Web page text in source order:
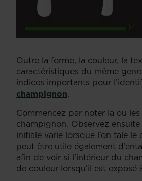
Outre la forme, la couleur, la
caractéristiques du même
indices importants pour
champignon.
Commencez par noter la ou
champignon. Observez
initiale varie lorsque l’on tale
peut être utile également
afin de voir si l’intérieur du
de couleur lorsqu’il est exposé